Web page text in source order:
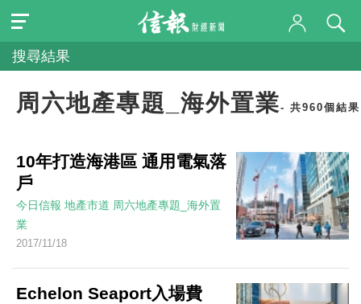
搜尋結果
周六地產專題_海外置業- 共960個結果
10年打造海港區 通用電氣落
戶
今日信報 地產市道 周六地產專題_海外置
業
2017/11/18
Echelon Seaport入場費